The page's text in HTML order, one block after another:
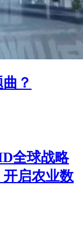
？
全球战略
启农业数